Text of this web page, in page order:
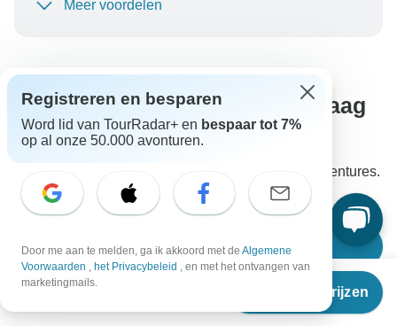
Vanaf
Reisdata & prijzen
Om uw betaling te beschermen en ervoor te zorgen
Meer voordelen
Staat het antwoord op jouw vraag
er niet bij?
Stel je vraag aan de specialisten van One Life Adventures.
Ze antwoorden in de regel binnen 1 dag.
Stel een vraag
Registreren en besparen
Word lid van TourRadar+ en bespaar tot 7%
op al onze 50.000 avonturen.
Door me aan te melden, ga ik akkoord met de Algemene
Voorwaarden , het Privacybeleid , en met het ontvangen van
marketingmails.